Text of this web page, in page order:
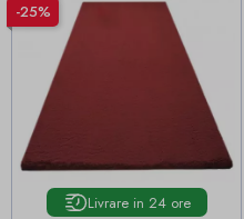
-25%
Livrare in 24 ore